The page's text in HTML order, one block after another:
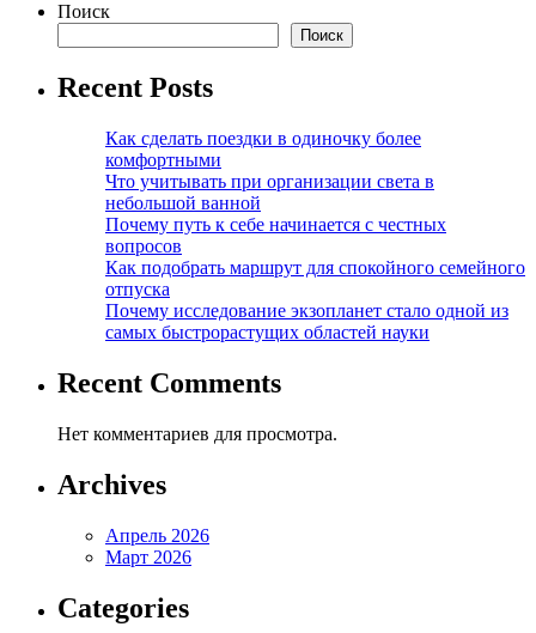
Поиск
Поиск
Recent Posts
Как сделать поездки в одиночку более
комфортными
Что учитывать при организации света в
небольшой ванной
Почему путь к себе начинается с честных
вопросов
Как подобрать маршрут для спокойного семейного
отпуска
Почему исследование экзопланет стало одной из
самых быстрорастущих областей науки
Recent Comments
Нет комментариев для просмотра.
Archives
Апрель 2026
Март 2026
Categories